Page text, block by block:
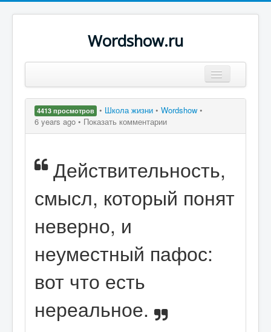
Wordshow.ru
Популярные цитаты
Поиск
4413 просмотров • Школа жизни • Wordshow •
6 years ago • Показать комментарии
Действительность,
смысл, который понят
неверно, и
неуместный пафос:
вот что есть
нереальное.